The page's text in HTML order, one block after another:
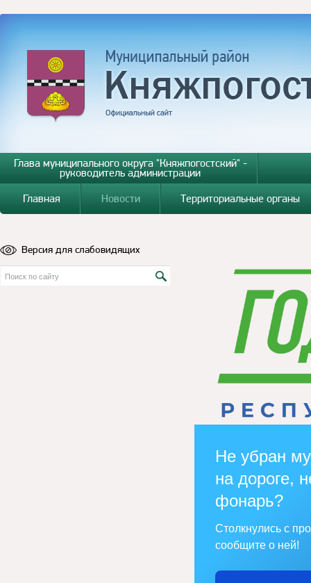
Глава муниципального округа "Княжпогостский" -
руководитель администрации
Главная
Новости Территориальные органы
Версия для слабовидящих
Не убран
на дороге,
фонарь?
Столкнулись с
сообщите о ней!